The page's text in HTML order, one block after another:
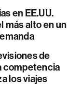
en EE.UU.
más alto en un
de
competencia
los viajes